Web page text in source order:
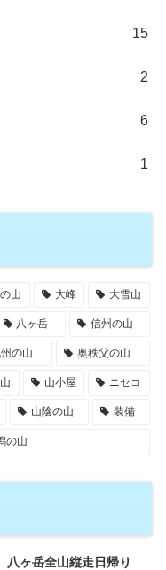
15
2
6
1
山 大峰 大雪山
八ヶ岳 信州の山
の山 奥秩父の山
山小屋 ニセコ
山陰の山 装備
の山
ヶ岳全山縦走日帰り